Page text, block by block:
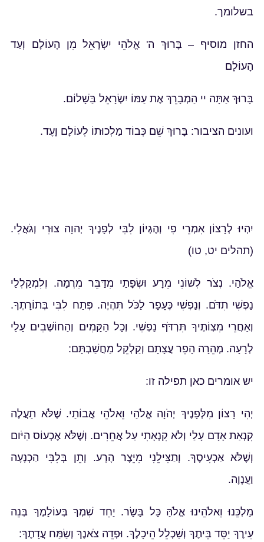
בשלומך.
החזן מוסיף – בָּרוּךְ ה' אֱלֹהֵי יִשְׂרָאֵל מִן הָעוֹלָם וְעַד
הָעוֹלָם
בָּרוּךְ אַתָּה יי הַמְבָרֵךְ אֶת עַמּוֹ יִשְׂרָאֵל בַּשָּׁלוֹם.
ועונים הציבור: בָּרוּךְ שֵׁם כְּבוֹד מַלְכוּתוֹ לְעוֹלָם וָעֶד.
יִהְיוּ לְרָצוֹן אִמְרֵי פִי וְהֶגְיוֹן לִבִּי לְפָנֶיךָ יְהוָה צוּרִי וְגֹאֲלִי.
(תהלים יט, טו)
אֱלֹהַי. נְצֹר לְשׁוֹנִי מֵרָע וּשְׂפָתַי מִדַּבֵּר מִרְמָה. וְלִמְקַלְלַי
נַפְשִׁי תִדֹּם. וְנַפְשִׁי כֶּעָפָר לַכֹּל תִּהְיֶה. פְּתַח לִבִּי בְּתוֹרָתֶךָ.
וְאַחֲרֵי מִצְוֹתֶיךָ תִּרְדֹּף נַפְשִׁי. וְכָל הַקָּמִים וְהַחוֹשְׁבִים עָלַי
לְרָעָה. מְהֵרָה הָפֵר עֲצָתָם וְקַלְקֵל מַחֲשַׁבְתָּם:
יש אומרים כאן תפילה זו:
יְהִי רָצוֹן מִלְּפָנֶיךָ יְהֹוָה אֱלֹהַי וֵאלֹהֵי אֲבוֹתַי. שֶׁלֹּא תַעֲלֶה
קִנְאַת אָדָם עָלַי וְלֹא קִנְאָתִי עַל אֲחֵרִים. וְשֶׁלֹּא אֶכְעוֹס הַיֹּום
וְשֶׁלֹּא אַכְעִיסֶךָ. וְתַצִּילֵנִי מִיֵּצֶר הָרָע. וְתֵן בְּלִבִּי הַכְנָעָה
וַעֲנָוָה.
מַלְכֵּנוּ וֵאלֹהֵינוּ אֱלֹהַּ כָּל בָּשָׂר. יַחֵד שִׁמְךָ בְּעוֹלָמֶךָ בְּנֵה
עִירֶךָ יַסֵּד בֵּיתֶךָ וְשַׁכְלֵל הֵיכָלֶךָ. וּפְדֵה צֹאנֶךָ וְשַׂמַּח עֲדָתֶךָ: